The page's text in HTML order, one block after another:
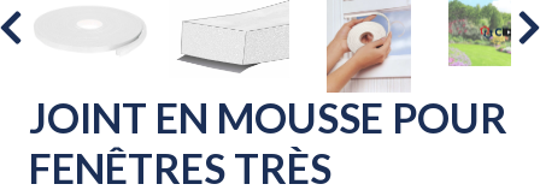
JOINT EN MOUSSE POUR
FENÊTRES TRÈS